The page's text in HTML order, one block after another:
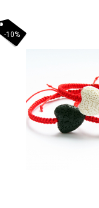
-10%